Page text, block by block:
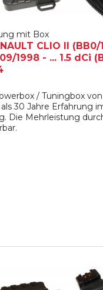
mit Box
CLIO II (BB0/
1998 - ... 1.5 dCi
/ Tuningbox
30 Jahre Erfahrung
Die Mehrleistung